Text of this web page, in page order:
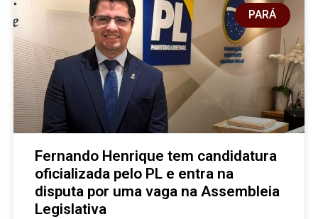
PARÁ
Fernando Henrique tem candidatura
oficializada pelo PL e entra na
disputa por uma vaga na Assembleia
Legislativa